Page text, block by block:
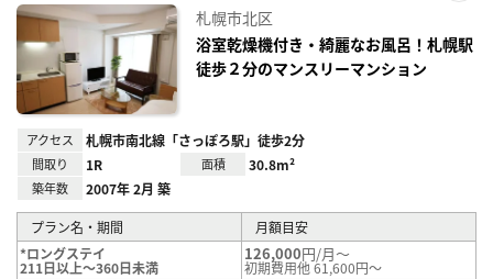
り登
録
札幌市北区
浴室乾燥機付き・綺麗なお風呂！札幌駅
徒歩２分のマンスリーマンション
アクセス 札幌市南北線「さっぽろ駅」徒歩2分
間取り 1R 面積 30.8m²
築年数 2007年 2月 築
プラン名・期間
月額目安
*ロングステイ
211日以上～360日未満
126,000円/月～
初期費用他 61,600円～